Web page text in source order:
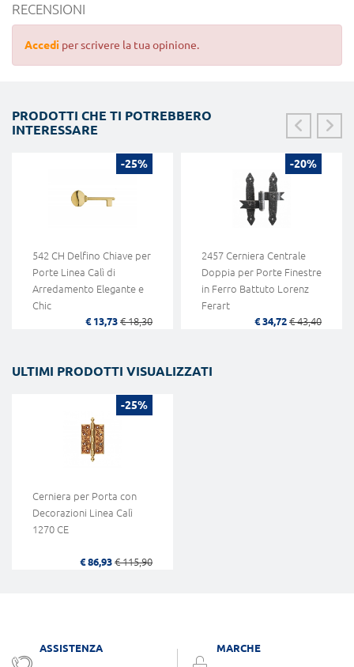
RECENSIONI
Accedi per scrivere la tua opinione.
PRODOTTI CHE TI POTREBBERO
INTERESSARE
-25%
542 CH Delfino Chiave per
Porte Linea Calì di
Arredamento Elegante e
Chic
€ 13,73 € 18,30
-20%
2457 Cerniera Centrale
Doppia per Porte Finestre
in Ferro Battuto Lorenz
Ferart
€ 34,72 € 43,40
ULTIMI PRODOTTI VISUALIZZATI
-25%
Cerniera per Porta con
Decorazioni Linea Calì
1270 CE
€ 86,93 € 115,90
ASSISTENZA MARCHE